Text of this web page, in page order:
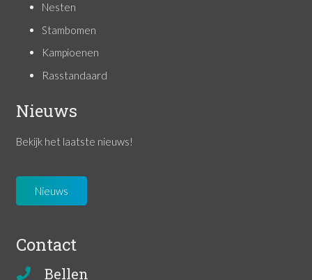
Nesten
Stambomen
Kampioenen
Rasstandaard
Nieuws
Bekijk het laatste nieuws!
Nieuws
Contact
Bellen